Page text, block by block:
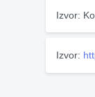
Izvor:
Izvor: